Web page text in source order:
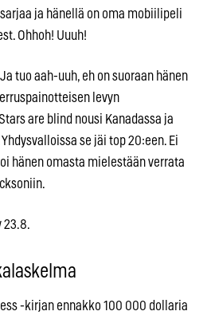
ja hänellä on oma mobiilipeli
Ohhoh! Uuuh!
tuo aah-uuh, eh on suoraan hänen
levyn
are blind nousi Kanadassa ja
se jäi top 20:een. Ei
hänen omasta mielestään verrata
23.8.
-kirjan ennakko 100 000 dollaria